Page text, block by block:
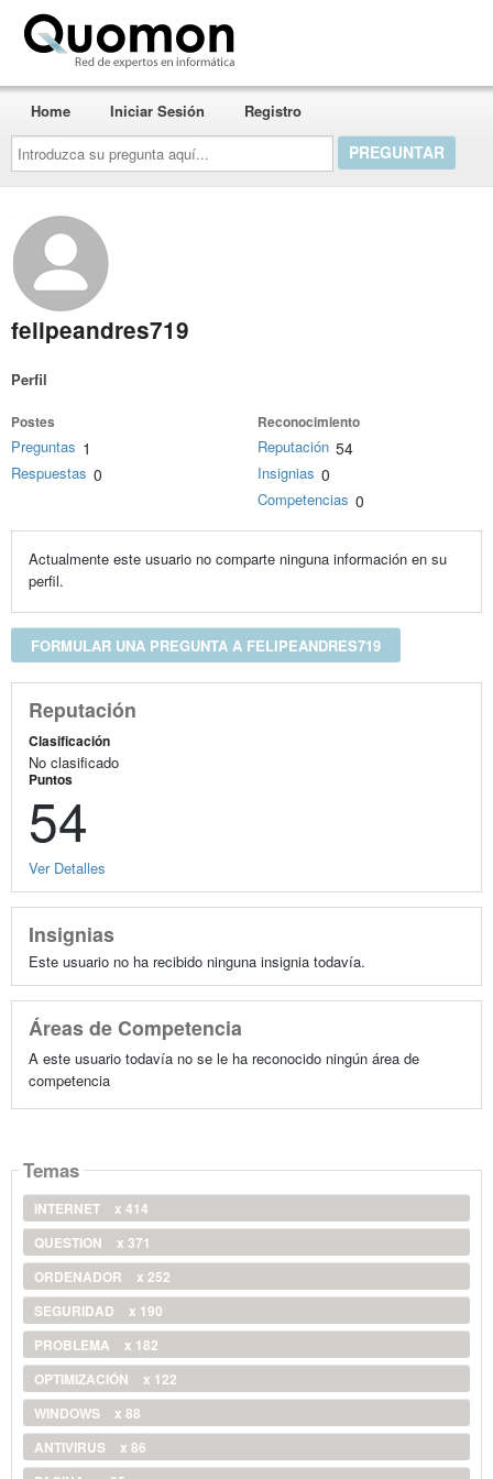
Introduzca
su
pregunta
aquí...
Home Iniciar Sesión Registro
felipeandres719
Perfil
Postes
Preguntas 1
Respuestas 0
Reconocimiento
Reputación 54
Insignias 0
Competencias 0
Actualmente este usuario no comparte ninguna información en su
perfil.
FORMULAR UNA PREGUNTA A FELIPEANDRES719
Reputación
Clasificación
No clasificado
Puntos
54
Ver Detalles
Insignias
Este usuario no ha recibido ninguna insignia todavía.
Áreas de Competencia
A este usuario todavía no se le ha reconocido ningún área de
competencia
Temas
INTERNET
x 414
QUESTION
x 371
ORDENADOR
x 252
SEGURIDAD
x 190
PROBLEMA
x 182
OPTIMIZACIÓN
x 122
WINDOWS
x 88
ANTIVIRUS
x 86